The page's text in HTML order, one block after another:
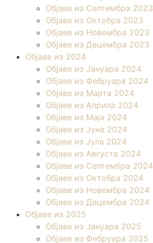
Објаве из Септембра 2023
Објаве из Октобра 2023
Објаве из Новембра 2023
Објаве из Децембра 2023
Објаве из 2024
Објаве из Јануара 2024
Објаве из Фебруара 2024
Објаве из Марта 2024
Објаве из Априла 2024
Објаве из Маја 2024
Објаве из Јуна 2024
Објаве из Јула 2024
Објаве из Августа 2024
Објаве из Септембра 2024
Објаве из Октобра 2024
Објаве из Новембра 2024
Објаве из Децембра 2024
Објаве из 2025
Објаве из Јануара 2025
Објаве из Фебруара 2025